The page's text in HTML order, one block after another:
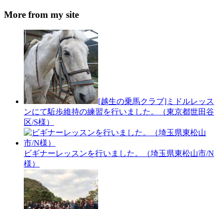
More from my site
[越生の乗馬クラブ]ミドルレッス
ンにて駈歩維持の練習を行いました。（東京都世田谷
区/S様）
ビギナーレッスンを行いました。（埼玉県東松山市/N
様）